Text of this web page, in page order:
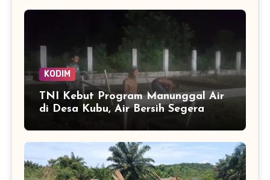
KODIM
TNI Kebut Program Manunggal Air
di Desa Kubu, Air Bersih Segera